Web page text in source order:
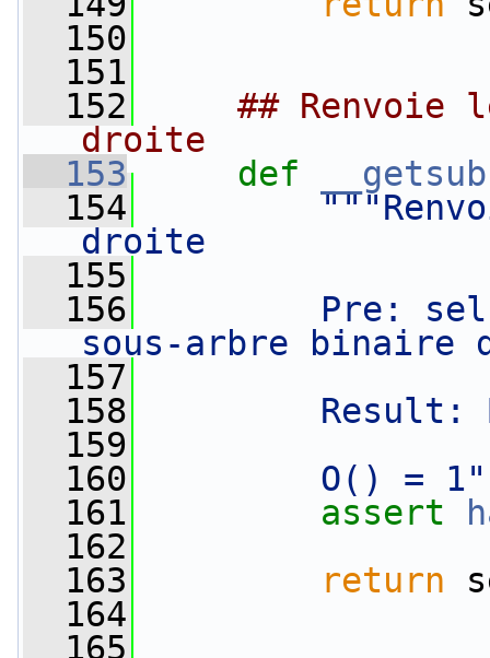
  150
  151
  152
## Renvoie
droite
  153
def
  154
droite
  155
  156
Pre:
sous-arbre binaire
  157
  158
Result:
  159
  160
O() =
  161
assert
  162
  163
return
  164
  165